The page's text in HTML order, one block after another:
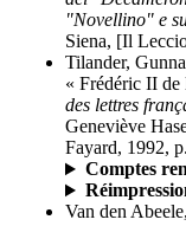
"Novellino" e
Siena, [Il
Tilander,
« Frédéric II de
des lettres
Geneviève
Fayard, 1992,
Comptes
Van den